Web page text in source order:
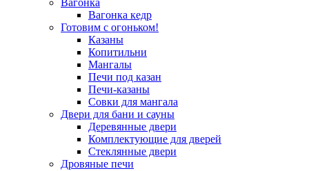
Вагонка
Вагонка кедр
Готовим с огоньком!
Казаны
Копитильни
Мангалы
Печи под казан
Печи-казаны
Совки для мангала
Двери для бани и сауны
Деревянные двери
Комплектующие для дверей
Стеклянные двери
Дровяные печи